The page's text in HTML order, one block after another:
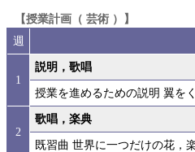
【授業計画（ 芸術 ）】
週
1
説明，歌唱
授業を進めるための説明 翼を
2
歌唱，楽典
既習曲 世界に一つだけの花，